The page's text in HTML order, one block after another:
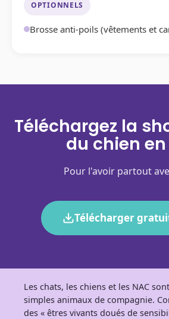
OPTIONNELS
Brosse anti-poils (vêtements et
Téléchargez la
du chien en
Pour l'avoir partout
Télécharger
Les chats, les chiens et les NAC
simples animaux de compagnie.
des « êtres vivants doués de